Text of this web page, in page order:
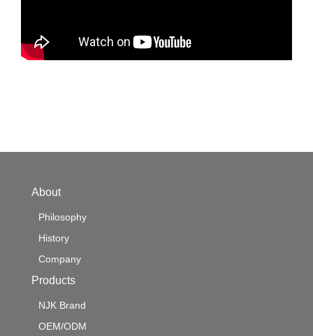
About
Philosophy
History
Company
Products
NJK Brand
OEM/ODM